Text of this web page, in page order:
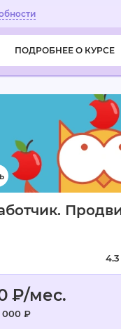
ПОДРОБНЕЕ О КУРСЕ
4.3
₽/мес.
000 ₽